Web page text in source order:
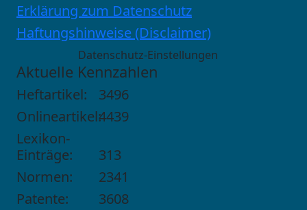
Erklärung zum Datenschutz
Haftungshinweise (Disclaimer)
Datenschutz-Einstellungen
Aktuelle Kennzahlen
Heftartikel:
3496
Onlineartikel:4439
Lexikon-
Einträge:
313
Normen:
2341
Patente:
3608